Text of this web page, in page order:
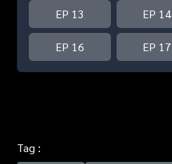
EP 13 EP 14
EP 16 EP 17
Tag :